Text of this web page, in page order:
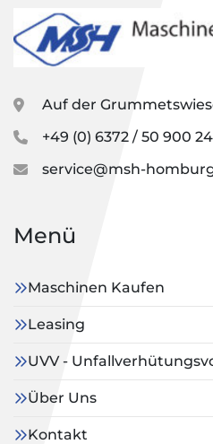
Auf der
+49 (0) 6372 / 50 900 24
service@msh-
Menü
Maschinen Kaufen
Leasing
UVV -
Über Uns
Kontakt